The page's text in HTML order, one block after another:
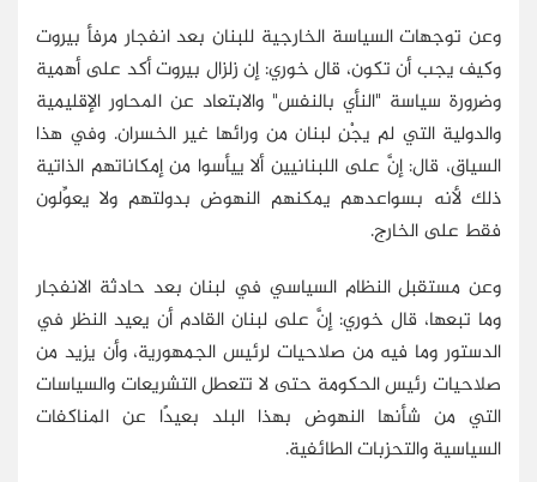
وعن توجهات السياسة الخارجية للبنان بعد انفجار مرفأ بيروت
وكيف يجب أن تكون، قال خوري: إن زلزال بيروت أكد على أهمية
وضرورة سياسة "النأي بالنفس" والابتعاد عن المحاور الإقليمية
والدولية التي لم يجْنِ لبنان من ورائها غير الخسران. وفي هذا
السياق، قال: إنَّ على اللبنانيين ألا ييأسوا من إمكاناتهم الذاتية
ذلك لأنه بسواعدهم يمكنهم النهوض بدولتهم ولا يعوِّلون
فقط على الخارج.
وعن مستقبل النظام السياسي في لبنان بعد حادثة الانفجار
وما تبعها، قال خوري: إنَّ على لبنان القادم أن يعيد النظر في
الدستور وما فيه من صلاحيات لرئيس الجمهورية، وأن يزيد من
صلاحيات رئيس الحكومة حتى لا تتعطل التشريعات والسياسات
التي من شأنها النهوض بهذا البلد بعيدًا عن المناكفات
السياسية والتحزبات الطائفية.